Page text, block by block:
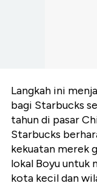
Langkah ini
bagi Starbucks
tahun di pasar
Starbucks
kekuatan merek
lokal Boyu untuk
kota kecil dan